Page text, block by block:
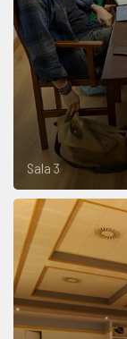
Sala 3